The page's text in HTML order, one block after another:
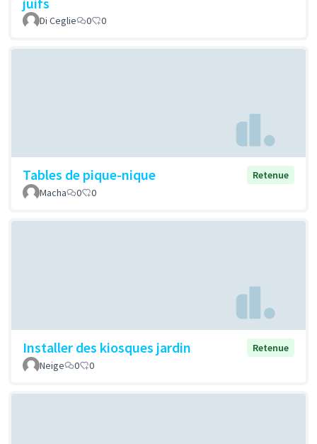
Di Ceglie 0 0
Tables de pique-nique
Retenue
Macha
0 0
Installer des kiosques jardin
Retenue
Neige
0 0